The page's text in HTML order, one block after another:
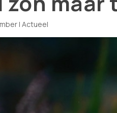
| Actueel